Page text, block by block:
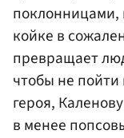
поклонницами,
койке в
превращает
чтобы не пойти
героя,
в менее